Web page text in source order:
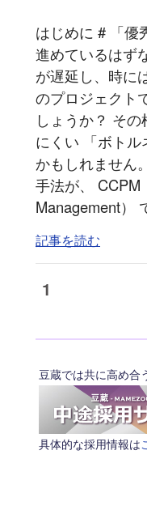
はじめに # 「優
進めているはず
が遅延し、時に
のプロジェクト
しょうか？ そ
にくい 「ボト
かもしれません
手法が、 CCPM
Management）
記事を読む
1
豆蔵では共に高め合
具体的な採用情報は